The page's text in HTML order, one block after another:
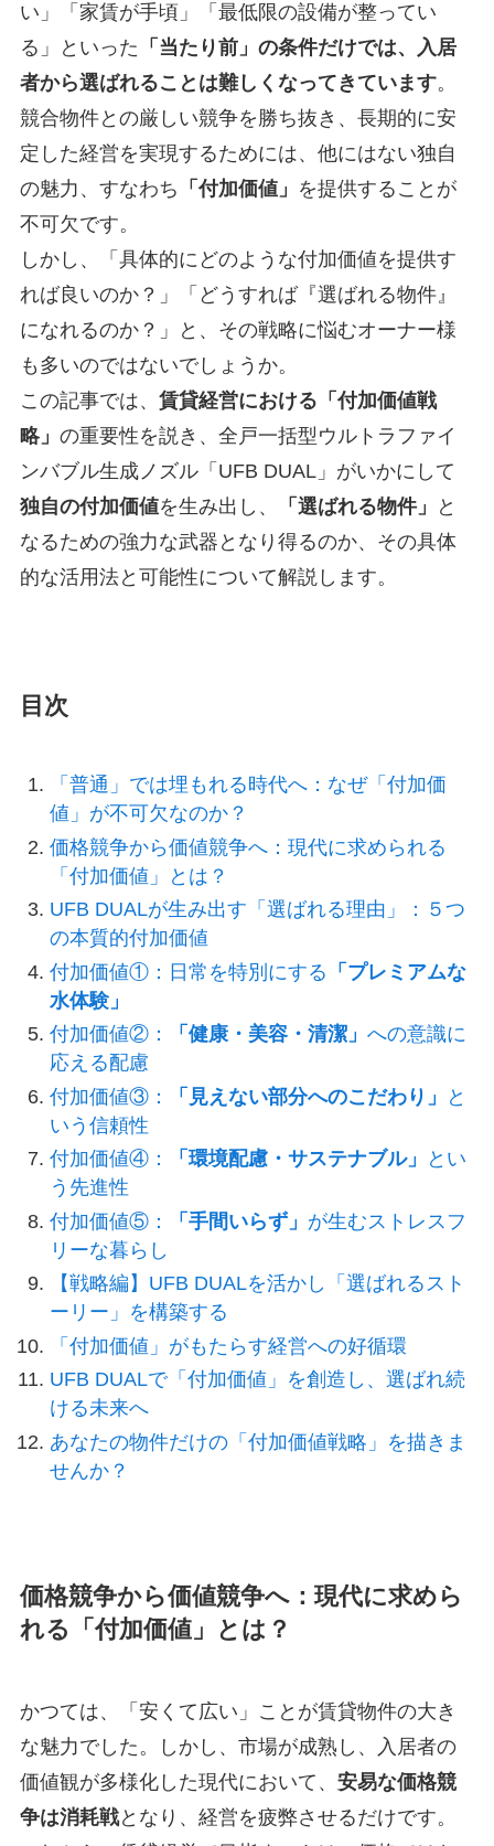
い」「家賃が手頃」「最低限の設備が整ってい
る」といった 「当たり前」の条件だけでは、入居
者から選ばれることは難しくなってきています。
競合物件との厳しい競争を勝ち抜き、長期的に安
定した経営を実現するためには、他にはない独自
の魅力、すなわち 「付加価値」 を提供することが
不可欠です。
しかし、「具体的にどのような付加価値を提供す
れば良いのか？」「どうすれば『選ばれる物件』
になれるのか？」と、その戦略に悩むオーナー様
も多いのではないでしょうか。
この記事では、 賃貸経営における「付加価値戦
略」 の重要性を説き、全戸一括型ウルトラファイ
ンバブル生成ノズル「UFB DUAL」がいかにして
独自の付加価値を生み出し、 「選ばれる物件」
と
なるための強力な武器となり得るのか、その具体
的な活用法と可能性について解説します。
目次
「普通」では埋もれる時代へ：なぜ「付加価
値」が不可欠なのか？
価格競争から価値競争へ：現代に求められる
「付加価値」とは？
UFB DUALが生み出す「選ばれる理由」：５つ
の本質的付加価値
付加価値①：日常を特別にする 「プレミアムな
水体験」
付加価値②：
「健康・美容・清潔」 への意識に
応える配慮
付加価値③：
「見えない部分へのこだわり」
と
いう信頼性
付加価値④：
「環境配慮・サステナブル」
とい
う先進性
付加価値⑤：
「手間いらず」 が生むストレスフ
リーな暮らし
【戦略編】UFB DUALを活かし「選ばれるスト
ーリー」を構築する
「付加価値」がもたらす経営への好循環
UFB DUALで「付加価値」を創造し、選ばれ続
ける未来へ
あなたの物件だけの「付加価値戦略」を描きま
せんか？
価格競争から価値競争へ：現代に求めら
れる「付加価値」とは？
かつては、「安くて広い」ことが賃貸物件の大き
な魅力でした。しかし、市場が成熟し、入居者の
価値観が多様化した現代において、 安易な価格競
争は消耗戦となり、経営を疲弊させるだけです。